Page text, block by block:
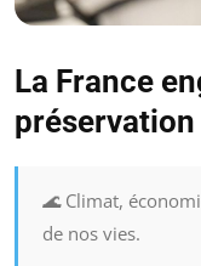
La France
préservation
🌊 Climat,
de nos vies.